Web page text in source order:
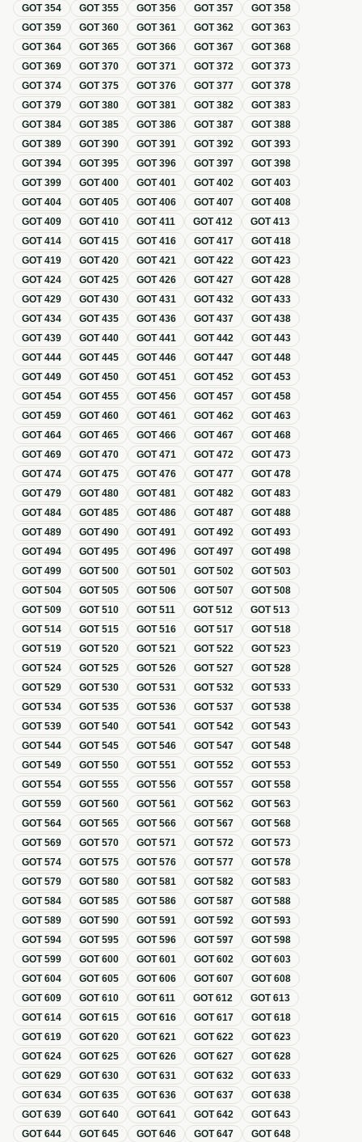
GOT354 GOT355 GOT356 GOT357 GOT358
GOT359 GOT360 GOT361 GOT362 GOT363
GOT364 GOT365 GOT366 GOT367 GOT368
GOT369 GOT370 GOT371 GOT372 GOT373
GOT374 GOT375 GOT376 GOT377 GOT378
GOT379 GOT380 GOT381 GOT382 GOT383
GOT384 GOT385 GOT386 GOT387 GOT388
GOT389 GOT390 GOT391 GOT392 GOT393
GOT394 GOT395 GOT396 GOT397 GOT398
GOT399 GOT400 GOT401 GOT402 GOT403
GOT404 GOT405 GOT406 GOT407 GOT408
GOT409 GOT410 GOT411 GOT412 GOT413
GOT414 GOT415 GOT416 GOT417 GOT418
GOT419 GOT420 GOT421 GOT422 GOT423
GOT424 GOT425 GOT426 GOT427 GOT428
GOT429 GOT430 GOT431 GOT432 GOT433
GOT434 GOT435 GOT436 GOT437 GOT438
GOT439 GOT440 GOT441 GOT442 GOT443
GOT444 GOT445 GOT446 GOT447 GOT448
GOT449 GOT450 GOT451 GOT452 GOT453
GOT454 GOT455 GOT456 GOT457 GOT458
GOT459 GOT460 GOT461 GOT462 GOT463
GOT464 GOT465 GOT466 GOT467 GOT468
GOT469 GOT470 GOT471 GOT472 GOT473
GOT474 GOT475 GOT476 GOT477 GOT478
GOT479 GOT480 GOT481 GOT482 GOT483
GOT484 GOT485 GOT486 GOT487 GOT488
GOT489 GOT490 GOT491 GOT492 GOT493
GOT494 GOT495 GOT496 GOT497 GOT498
GOT499 GOT500 GOT501 GOT502 GOT503
GOT504 GOT505 GOT506 GOT507 GOT508
GOT509 GOT510 GOT511 GOT512 GOT513
GOT514 GOT515 GOT516 GOT517 GOT518
GOT519 GOT520 GOT521 GOT522 GOT523
GOT524 GOT525 GOT526 GOT527 GOT528
GOT529 GOT530 GOT531 GOT532 GOT533
GOT534 GOT535 GOT536 GOT537 GOT538
GOT539 GOT540 GOT541 GOT542 GOT543
GOT544 GOT545 GOT546 GOT547 GOT548
GOT549 GOT550 GOT551 GOT552 GOT553
GOT554 GOT555 GOT556 GOT557 GOT558
GOT559 GOT560 GOT561 GOT562 GOT563
GOT564 GOT565 GOT566 GOT567 GOT568
GOT569 GOT570 GOT571 GOT572 GOT573
GOT574 GOT575 GOT576 GOT577 GOT578
GOT579 GOT580 GOT581 GOT582 GOT583
GOT584 GOT585 GOT586 GOT587 GOT588
GOT589 GOT590 GOT591 GOT592 GOT593
GOT594 GOT595 GOT596 GOT597 GOT598
GOT599 GOT600 GOT601 GOT602 GOT603
GOT604 GOT605 GOT606 GOT607 GOT608
GOT609 GOT610 GOT611 GOT612 GOT613
GOT614 GOT615 GOT616 GOT617 GOT618
GOT619 GOT620 GOT621 GOT622 GOT623
GOT624 GOT625 GOT626 GOT627 GOT628
GOT629 GOT630 GOT631 GOT632 GOT633
GOT634 GOT635 GOT636 GOT637 GOT638
GOT639 GOT640 GOT641 GOT642 GOT643
GOT644 GOT645 GOT646 GOT647 GOT648